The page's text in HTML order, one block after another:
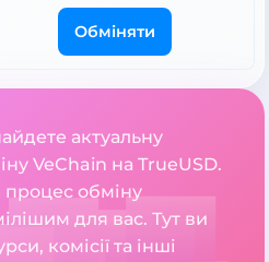
Обміняти
актуальну
VeChain на TrueUSD.
обміну
для вас. Тут ви
комісії та інші